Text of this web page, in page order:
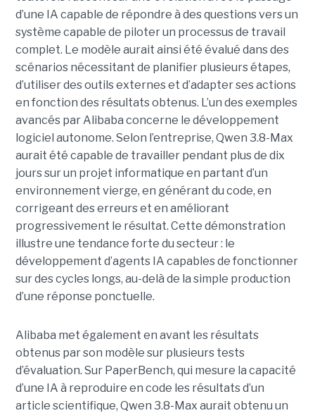
d’une IA capable de répondre à des questions vers un
système capable de piloter un processus de travail
complet. Le modèle aurait ainsi été évalué dans des
scénarios nécessitant de planifier plusieurs étapes,
d’utiliser des outils externes et d’adapter ses actions
en fonction des résultats obtenus. L’un des exemples
avancés par Alibaba concerne le développement
logiciel autonome. Selon l’entreprise, Qwen 3.8-Max
aurait été capable de travailler pendant plus de dix
jours sur un projet informatique en partant d’un
environnement vierge, en générant du code, en
corrigeant des erreurs et en améliorant
progressivement le résultat. Cette démonstration
illustre une tendance forte du secteur : le
développement d’agents IA capables de fonctionner
sur des cycles longs, au-delà de la simple production
d’une réponse ponctuelle.
Alibaba met également en avant les résultats
obtenus par son modèle sur plusieurs tests
d’évaluation. Sur PaperBench, qui mesure la capacité
d’une IA à reproduire en code les résultats d’un
article scientifique, Qwen 3.8-Max aurait obtenu un